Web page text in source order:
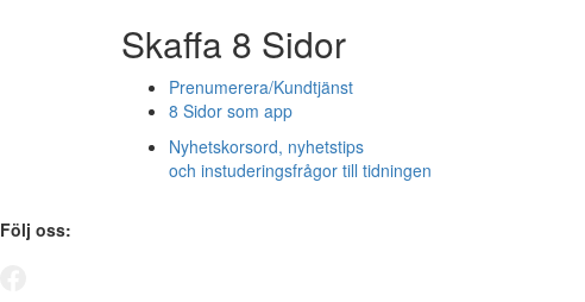
Skaffa 8 Sidor
Prenumerera/Kundtjänst
8 Sidor som app
Nyhetskorsord, nyhetstips
och instuderingsfrågor till tidningen
Följ oss: